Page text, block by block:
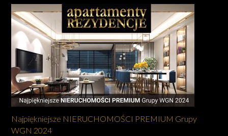
Najpiękniejsze NIERUCHOMOŚCI PREMIUM Grupy
WGN 2024